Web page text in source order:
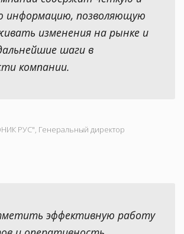
информацию, позволяющую
изменения на рынке и
шаги в
компании.
РУС", Генеральный директор
эффективную работу